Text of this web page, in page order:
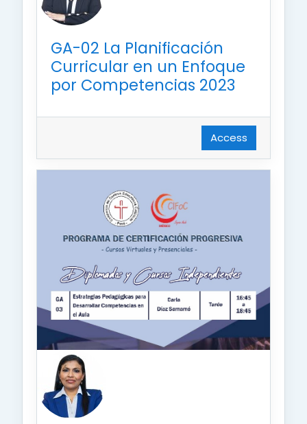
GA-02 La Planificación
Curricular en un Enfoque
por Competencias 2023
Access